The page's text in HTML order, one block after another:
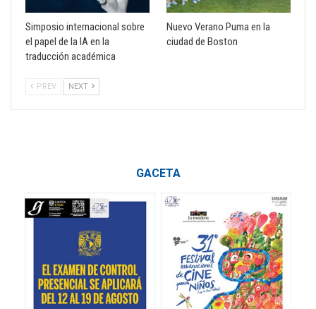
Simposio internacional sobre
el papel de la IA en la
traducción académica
Nuevo Verano Puma en la
ciudad de Boston
PREV NEXT
GACETA